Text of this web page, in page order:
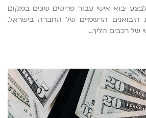
יבוא אישי עבור פריטים שונים במקום
היבואנים הרשמיים של החברה בישראל.
של רכבים הליך…